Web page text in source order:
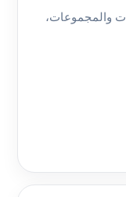
والمجموعات،